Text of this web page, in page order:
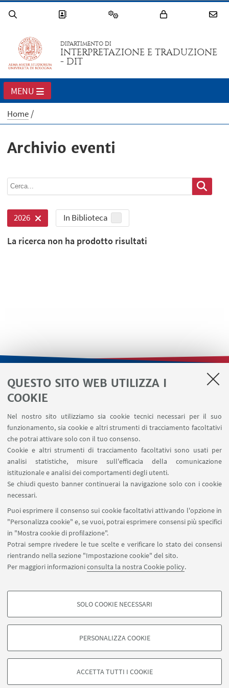
QUESTO SITO WEB UTILIZZA I
COOKIE
Nel nostro sito utilizziamo sia cookie tecnici necessari per il suo
funzionamento, sia cookie e altri strumenti di tracciamento facoltativi
che potrai attivare solo con il tuo consenso.
Cookie e altri strumenti di tracciamento facoltativi sono usati per
analisi statistiche, misure sull'efficacia della comunicazione
istituzionale e analisi dei comportamenti degli utenti.
Se chiudi questo banner continuerai la navigazione solo con i cookie
necessari.
Puoi esprimere il consenso sui cookie facoltativi attivando l'opzione in
"Personalizza cookie" e, se vuoi, potrai esprimere consensi più specifici
in "Mostra cookie di profilazione".
Potrai sempre rivedere le tue scelte e verificare lo stato dei consensi
rientrando nella sezione "Impostazione cookie" del sito.
Per maggiori informazioniconsulta la nostra Cookie policy.
COOKIE DI PROFILAZIONE - FACOLTATIVI
degli utenti, creare profili in base al loro comportamento sul sito, per analisi
di marketing.
Google/Youtube Video
SOLO COOKIE NECESSARI
PERSONALIZZA COOKIE
ACCETTA TUTTI I COOKIE
DIPARTIMENTO DI
INTERPRETAZIONE E TRADUZIONE
- DIT
MENU
Home
Archivio eventi
2026 In Biblioteca
La ricerca non ha prodotto risultati
LINK UTILI
Area riservata
Area DIT
SEGUI IL DIPARTIMENTO SU:
SEGUI UNIBO SU:
APP:
©Copyright 2026 - ALMA MATER STUDIORUM - Università di
Bologna - Via Zamboni, 33 - 40126 Bologna - PI: 01131710376 - CF:
80007010376
Privacy
Note legali
Informazioni sul sito e accessibilità
Impostazioni Cookie